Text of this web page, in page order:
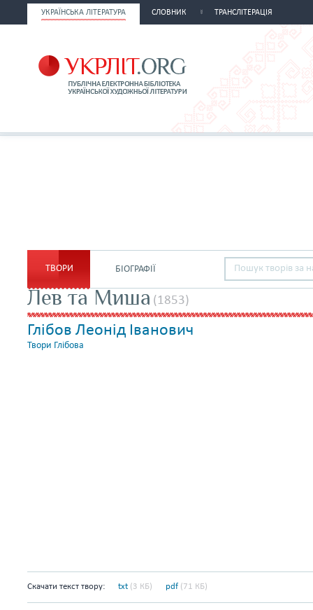
УКРАЇНСЬКА ЛІТЕРАТУРА СЛОВНИК ТРАНСЛІТЕРАЦІЯ
ТВОРИ БІОГРАФІЇ
Лев та Миша (1853)
Глібов Леонід Іванович
Твори Глібова
Скачати текст твору: txt (3 КБ) pdf (71 КБ)